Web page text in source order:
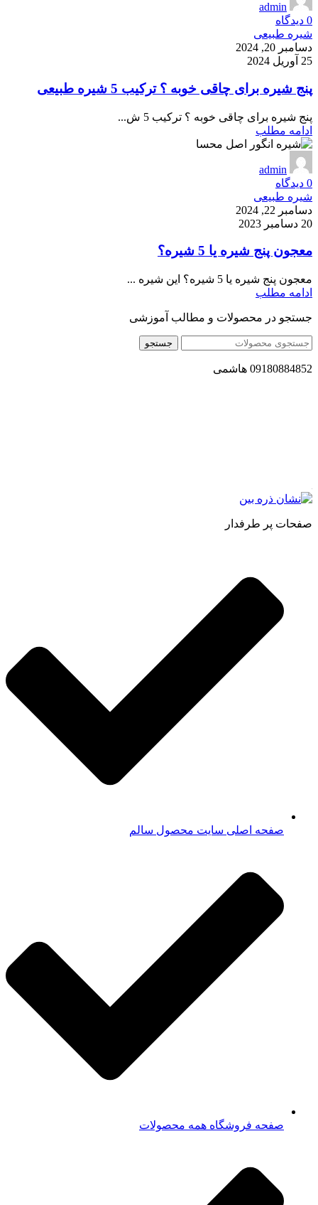
admin
0 دیدگاه
شیره طبیعی
دسامبر 20, 2024
25 آوریل 2024
پنج شیره برای چاقی خوبه ؟ ترکیب 5 شیره طبیعی
پنج شیره برای چاقی خوبه ؟ ترکیب 5 ش...
ادامه مطلب
admin
0 دیدگاه
شیره طبیعی
دسامبر 22, 2024
20 دسامبر 2023
معجون پنج شیره یا 5 شیره؟
معجون پنج شیره یا 5 شیره؟ این شیره ...
ادامه مطلب
جستجو در محصولات و مطالب آموزشی
جستجو
09180884852 هاشمی
صفحات پر طرفدار
صفحه اصلی سایت محصول سالم
صفحه فروشگاه همه محصولات​